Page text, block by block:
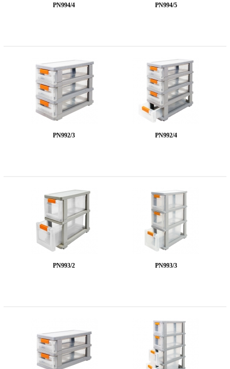
PN994/4 PN994/5
PN992/3 PN992/4
PN993/2 PN993/3